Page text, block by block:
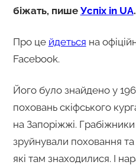
біжать, пише Успіх in UA.
Про це йдеться на
Facebook.
Його було знайдено у
поховань скіфського
на Запоріжжі.
зруйнували поховання
які там знаходилися. І